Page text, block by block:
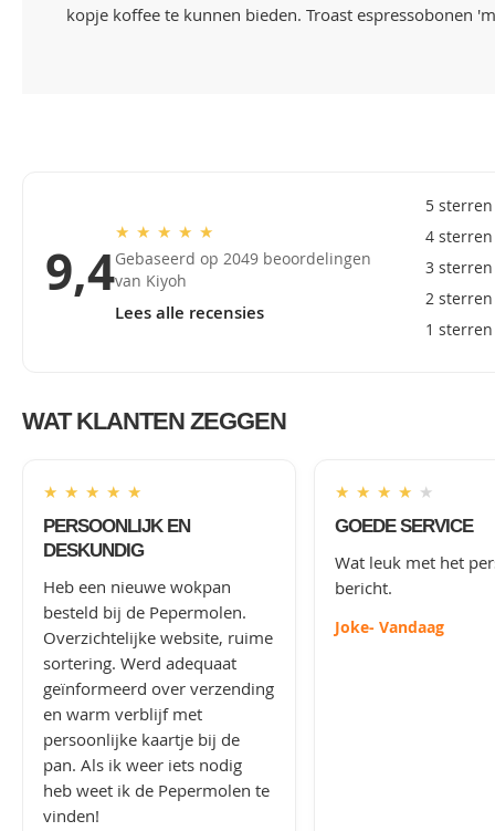
kopje koffee te kunnen bieden. Troast espressobonen
9,4
★ ★ ★ ★ ★
Gebaseerd op 2049 beoordelingen
van Kiyoh
Lees alle recensies
5 sterren
4 sterren
3 sterren
2 sterren
1 sterren
WAT KLANTEN ZEGGEN
★ ★ ★ ★ ★
PERSOONLIJK EN
DESKUNDIG
Heb een nieuwe wokpan
besteld bij de Pepermolen.
Overzichtelijke website, ruime
sortering. Werd adequaat
geïnformeerd over verzending
en warm verblijf met
persoonlijke kaartje bij de
pan. Als ik weer iets nodig
heb weet ik de Pepermolen te
vinden!
★ ★ ★ ★ ★
GOEDE SERVICE
Wat leuk met het
bericht.
Joke- Vandaag